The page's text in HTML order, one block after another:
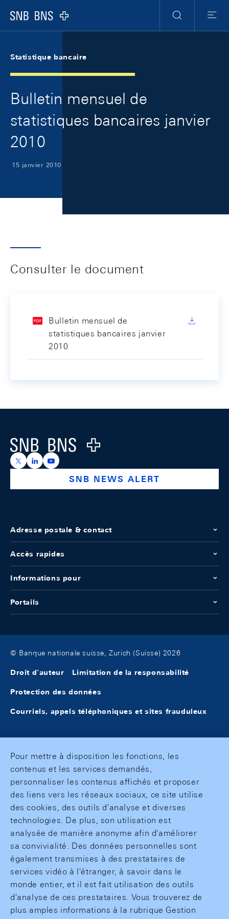
Logo
RechercheMenu
Statistique bancaire
Bulletin mensuel de
statistiques bancaires janvier
2010
15 janvier 2010
Consulter le document
Bulletin mensuel de
statistiques bancaires janvier
2010
Logo
https://x.com/snb_bns
https://ch.linkedin.com/company/swiss-national-
https://www.youtube.com/@swissnationalbank
SNB NEWS ALERT
Adresse postale & contact
Accès rapides
Informations pour
Portails
© Banque nationale suisse, Zurich (Suisse) 2026
Droit d'auteur Limitation de la responsabilité
Protection des données
Courriels, appels téléphoniques et sites frauduleux
Pour mettre à disposition les fonctions, les
contenus et les services demandés,
personnaliser les contenus affichés et proposer
des liens vers les réseaux sociaux, ce site utilise
des cookies, des outils d'analyse et diverses
technologies. De plus, son utilisation est
analysée de manière anonyme afin d'améliorer
sa convivialité. Des données personnelles sont
également transmises à des prestataires de
services vidéo à l'étranger, à savoir dans le
monde entier, et il est fait utilisation des outils
d'analyse de ces prestataires. Vous trouverez de
plus amples informations à la rubrique Gestion